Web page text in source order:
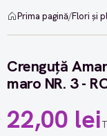
Prima pagină/Flori și
Crenguță
maro NR. 3 -
22,00 lei